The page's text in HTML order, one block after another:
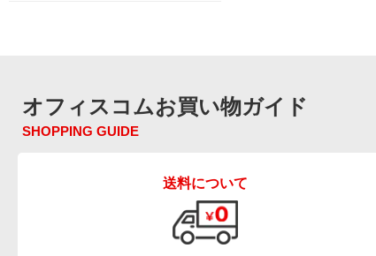
オフィスコムお買い物ガイド
SHOPPING GUIDE
送料について